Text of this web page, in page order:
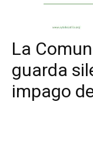
La
guarda
impago